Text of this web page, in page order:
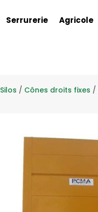
Serrurerie Agricole
Silos / Cônes droits fixes /